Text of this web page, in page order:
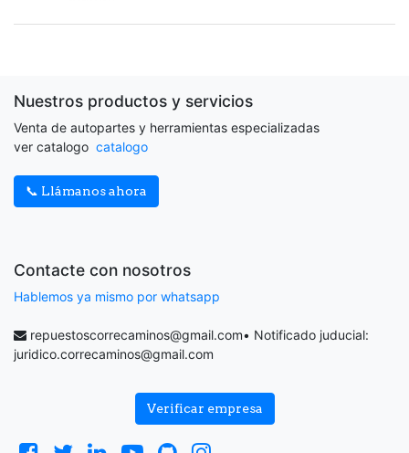
Nuestros productos y servicios
Venta de autopartes y herramientas especializadas
ver catalogo catalogo
📞 Llámanos ahora
Contacte con nosotros
Hablemos ya mismo por whatsapp
repuestoscorrecaminos@gmail.com• Notificado juducial:
juridico.correcaminos@gmail.com
Verificar empresa